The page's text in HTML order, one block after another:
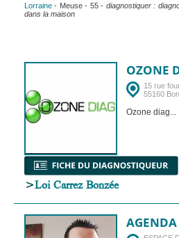
Lorraine - Meuse - 55 - diagnostiquer :
dans la maison
OZONE
15 rue
55160
Ozone diag...
>Loi Carrez Bonzée
AGENDA